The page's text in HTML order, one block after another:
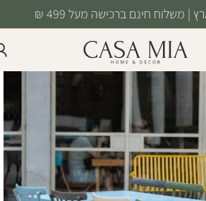
| משלוח חינם ברכישה מעל 499 ₪